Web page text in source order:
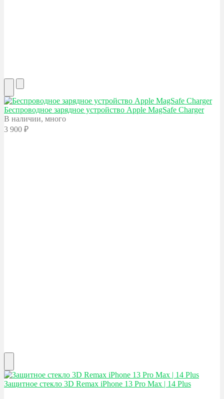
Беспроводное зарядное устройство Apple MagSafe Charger
В наличии, много
3 900 ₽
Защитное стекло 3D Remax iPhone 13 Pro Max | 14 Plus